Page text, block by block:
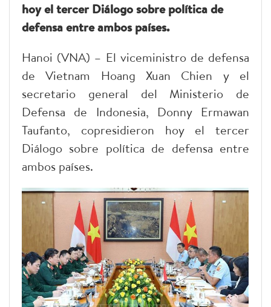
hoy el tercer Diálogo sobre política de
defensa entre ambos países.
Hanoi (VNA) – El viceministro de defensa
de Vietnam Hoang Xuan Chien y el
secretario general del Ministerio de
Defensa de Indonesia, Donny Ermawan
Taufanto, copresidieron hoy el tercer
Diálogo sobre política de defensa entre
ambos países.